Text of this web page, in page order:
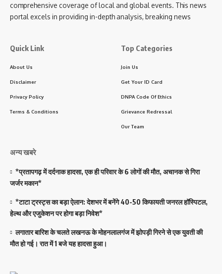
comprehensive coverage of local and global events. This news
portal excels in providing in-depth analysis, breaking news
Quick Link
About Us
Disclaimer
Privacy Policy
Terms & Conditions
Top Categories
Join Us
Get Your ID Card
DNPA Code Of Ethics
Grievance Redressal
Our Team
अन्य खबरे
*प्रतापगढ़ में दर्दनाक हादसा, एक ही परिवार के 6 लोगों की मौत, अचानक से गिरा
जर्जर मकान*
*टाटा ट्रस्ट्स का बड़ा ऐलान: देशभर में बनेंगे 40-50 किफायती जनरल हॉस्पिटल,
हेल्थ और एजुकेशन पर होगा बड़ा निवेश*
लगातार बारिश के चलते लखनऊ के मोहनलालगंज में झोपड़ी गिरने से एक युवती की
मौत हो गई। रात में 1 बजे यह हादसा हुआ।